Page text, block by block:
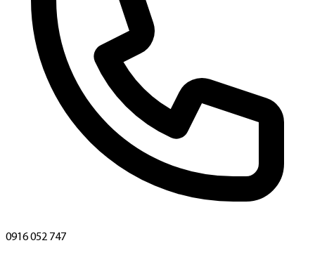
0916 052 747